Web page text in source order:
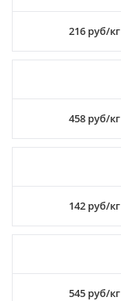
216 руб/кг
458 руб/кг
142 руб/кг
545 руб/кг